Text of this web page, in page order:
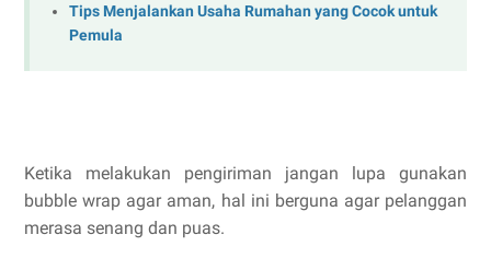
Tips Menjalankan Usaha Rumahan yang Cocok untuk
Pemula
Ketika melakukan pengiriman jangan lupa gunakan
bubble wrap agar aman, hal ini berguna agar pelanggan
merasa senang dan puas.